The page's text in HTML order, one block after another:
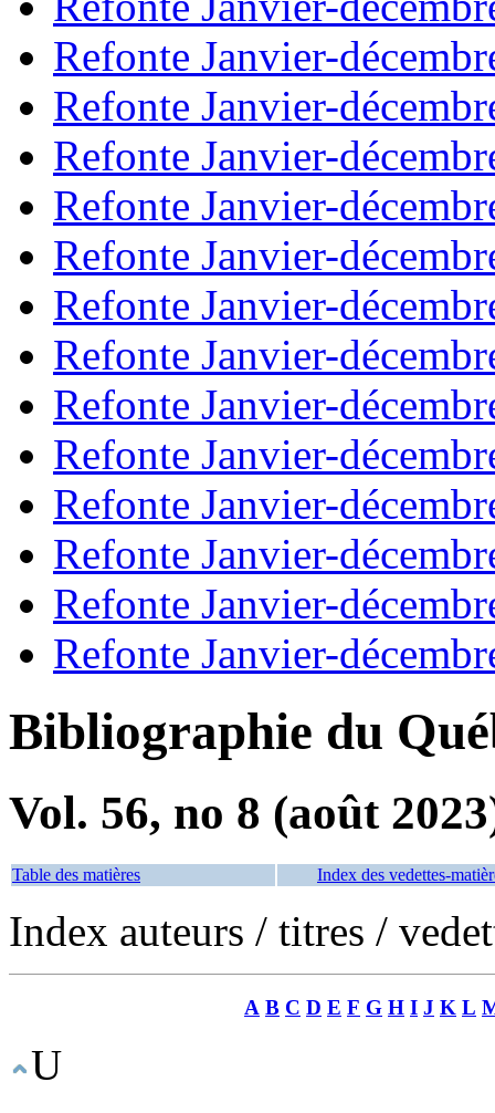
Refonte Janvier-
Refonte Janvier-
Refonte Janvier-
Refonte Janvier-
Refonte Janvier-
Refonte Janvier-
Refonte Janvier-
Refonte Janvier-
Refonte Janvier-
Refonte Janvier-
Refonte Janvier-
Refonte Janvier-
Refonte Janvier-
Bibliographie du
Vol. 56, no 8 (août
Table des matières Index des vedettes-
Index auteurs / titres /
A B C D E F G H I J K L
U